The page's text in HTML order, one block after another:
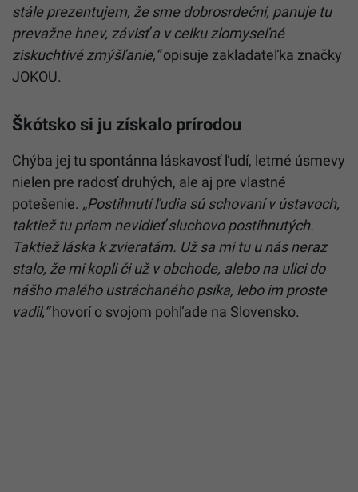
stále prezentujem, že sme dobrosrdeční, panuje tu
prevažne hnev, závisť a v celku zlomyseľné
ziskuchtivé zmýšľanie,“opisuje zakladateľka značky
JOKOU.
Škótsko si ju získalo prírodou
Chýba jej tu spontánna láskavosť ľudí, letmé úsmevy
nielen pre radosť druhých, ale aj pre vlastné
potešenie. „Postihnutí ľudia sú schovaní v ústavoch,
taktiež tu priam nevidieť sluchovo postihnutých.
Taktiež láska k zvieratám. Už sa mi tu u nás neraz
stalo, že mi kopli či už v obchode, alebo na ulici do
nášho malého ustráchaného psíka, lebo im proste
vadil,“hovorí o svojom pohľade na Slovensko.